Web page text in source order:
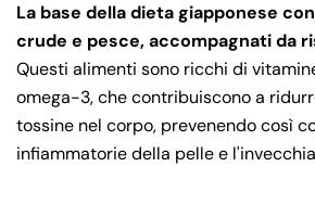
La base della dieta giapponese
crude e pesce, accompagnati da
Questi alimenti sono ricchi di
omega-3, che contribuiscono a
tossine nel corpo, prevenendo così
infiammatorie della pelle e